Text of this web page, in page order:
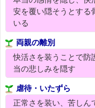
安を覆い隠そうとする
いる
両親の離別
快活さを装うことで防
当の悲しみを隠す
虐待・いたずら
正常さを装い、苦しん